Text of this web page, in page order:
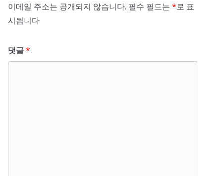
이메일 주소는 공개되지 않습니다. 필수 필드는 *로 표
시됩니다
댓글*